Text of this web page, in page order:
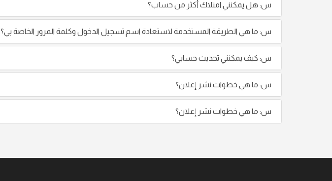
س: هل يمكنني امتلاك أكثر من حساب؟
س: ما هي الطريقة المستخدمة لاستعادة اسم تسجيل الدخول وكلمة المرور الخاصة بي؟
س: كيف يمكنني تحديث حسابي؟
س: ما هي خطوات نشر إعلان؟
س: ما هي خطوات نشر إعلان؟